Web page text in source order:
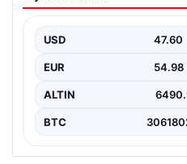
gergin anlar yaşandı.
yüksek…
USD 47.60
EUR 54.98
ALTIN
BTC